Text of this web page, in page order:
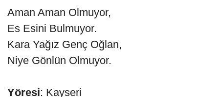
Aman Aman Olmuyor,
Es Esini Bulmuyor.
Kara Yağız Genç Oğlan,
Niye Gönlün Olmuyor.
Yöresi: Kayseri